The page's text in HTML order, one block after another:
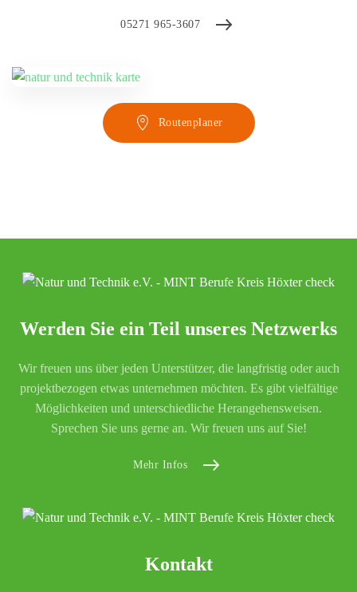
05271 965-3607
Routenplaner
Werden Sie ein Teil unseres Netzwerks
Wir freuen uns über jeden Unterstützer, die langfristig oder auch
projektbezogen etwas unternehmen möchten. Es gibt vielfältige
Möglichkeiten und unterschiedliche Herangehensweisen.
Sprechen Sie uns gerne an. Wir freuen uns auf Sie!
Mehr Infos
Kontakt